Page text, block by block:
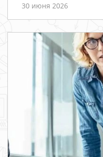
30 июня 2026